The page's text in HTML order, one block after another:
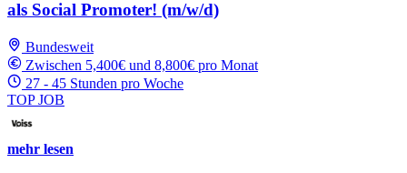
als Social Promoter! (m/w/d)
Bundesweit
Zwischen 5,400€ und 8,800€ pro Monat
27 - 45 Stunden pro Woche
TOP JOB
mehr lesen